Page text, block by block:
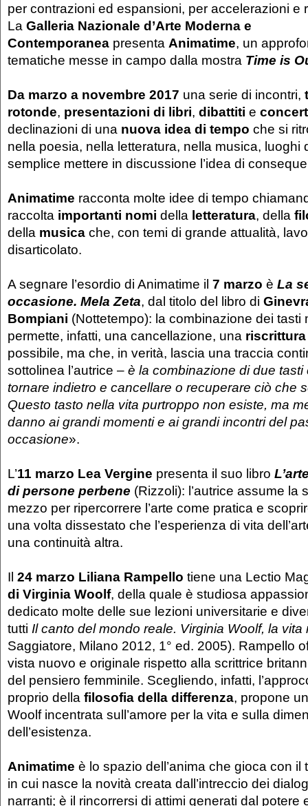
per contrazioni ed espansioni, per accelerazioni e
La Galleria Nazionale d’Arte Moderna e
Contemporanea presenta Animatime, un
tematiche messe in campo dalla mostra Time is
Da marzo a novembre 2017 una serie di incontri,
rotonde, presentazioni di libri, dibattiti e
declinazioni di una nuova idea di tempo che si
nella poesia, nella letteratura, nella musica, luoghi
semplice mettere in discussione l’idea di
Animatime racconta molte idee di tempo
raccolta importanti nomi della letteratura, della
della musica che, con temi di grande attualità,
disarticolato.
A segnare l’esordio di Animatime il 7 marzo è La
occasione. Mela Zeta, dal titolo del libro di
Bompiani (Nottetempo): la combinazione dei tasti
permette, infatti, una cancellazione, una riscrittura
possibile, ma che, in verità, lascia una traccia
sottolinea l’autrice – è la combinazione di due tasti
tornare indietro e cancellare o recuperare ciò che
Questo tasto nella vita purtroppo non esiste, ma
danno ai grandi momenti e ai grandi incontri del
occasione».
L’11 marzo Lea Vergine presenta il suo libro
di persone perbene (Rizzoli): l’autrice assume la
mezzo per ripercorrere l’arte come pratica e
una volta dissestato che l’esperienza di vita
una continuità altra.
Il 24 marzo Liliana Rampello tiene una Lectio
di Virginia Woolf, della quale è studiosa
dedicato molte delle sue lezioni universitarie e
tutti Il canto del mondo reale. Virginia Woolf, la vita
Saggiatore, Milano 2012, 1° ed. 2005). Rampello
vista nuovo e originale rispetto alla scrittrice
del pensiero femminile. Scegliendo, infatti,
proprio della filosofia della differenza, propone
Woolf incentrata sull’amore per la vita e sulla
dell’esistenza.
Animatime è lo spazio dell’anima che gioca con il
in cui nasce la novità creata dall’intreccio dei
narranti; è il rincorrersi di attimi generati dal potere